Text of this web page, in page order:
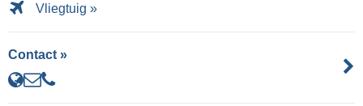
Vliegtuig »
Contact »